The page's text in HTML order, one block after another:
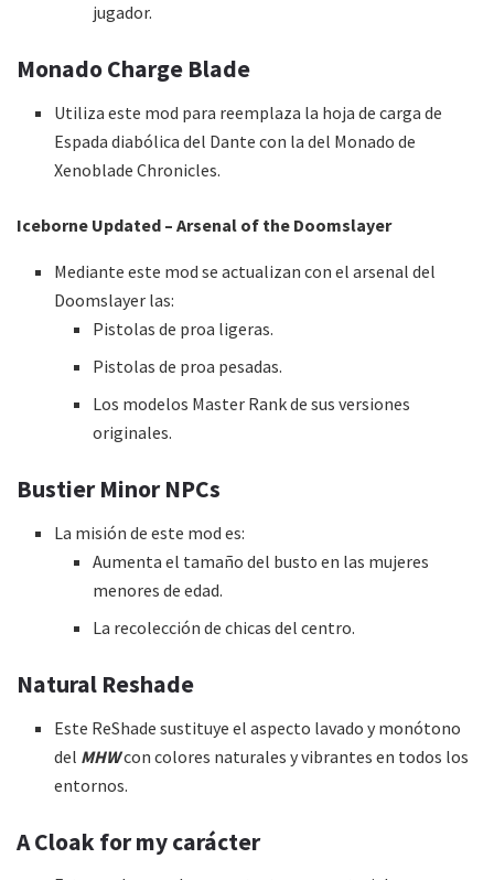
jugador.
Monado Charge Blade
Utiliza este mod para reemplaza la hoja de carga de
Espada diabólica del Dante con la del Monado de
Xenoblade Chronicles.
Iceborne Updated – Arsenal of the Doomslayer
Mediante este mod se actualizan con el arsenal del
Doomslayer las:
Pistolas de proa ligeras.
Pistolas de proa pesadas.
Los modelos Master Rank de sus versiones
originales.
Bustier Minor NPCs
La misión de este mod es:
Aumenta el tamaño del busto en las mujeres
menores de edad.
La recolección de chicas del centro.
Natural Reshade
Este ReShade sustituye el aspecto lavado y monótono
del MHWcon colores naturales y vibrantes en todos los
entornos.
A Cloak for my carácter